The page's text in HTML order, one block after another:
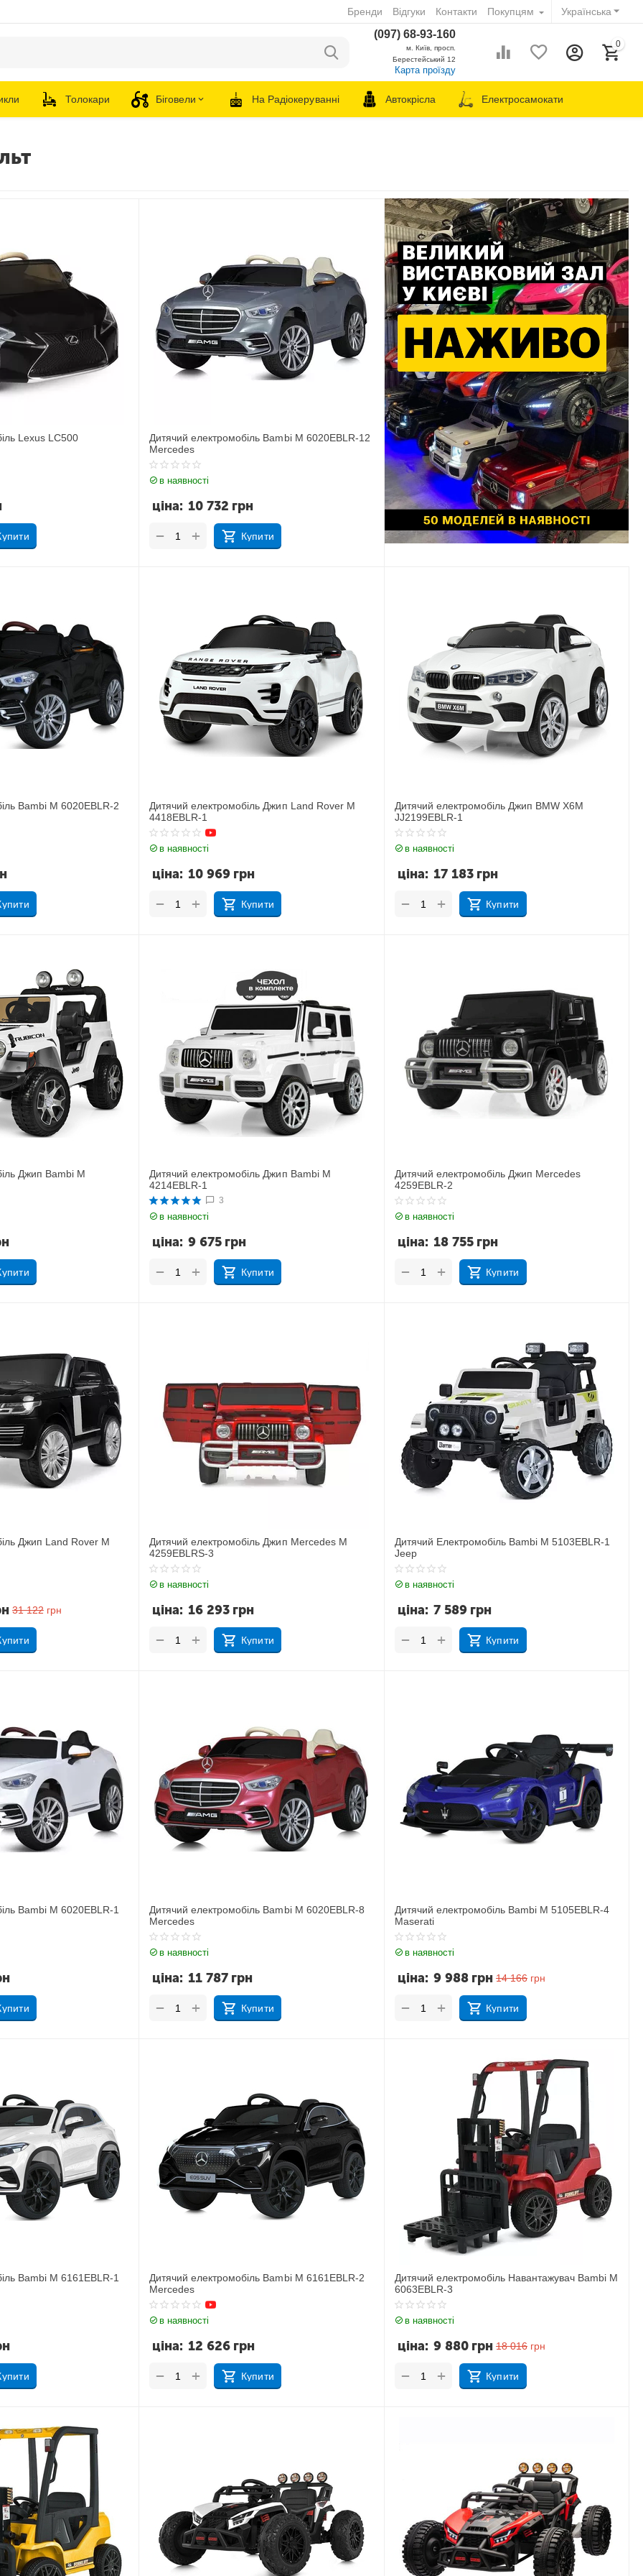
Українська
Бренди Відгуки Контакти Покупцям
(097) 68-93-160
м. Київ, просп.
Берестейський 12
Карта проїзду
0
Толокари Біговели На Радіокеруванні Автокрісла Електросамокати
Lexus LC500
Дитячий електромобіль Bambi M 6020EBLR-12
Mercedes
в наявності
10 732 грн
ціна:
Купити
+
−
Bambi M 6020EBLR-2
Дитячий електромобіль Джип Land Rover M
4418EBLR-1
в наявності
10 969 грн
ціна:
Купити
+
−
Дитячий електромобіль Джип BMW X6M
JJ2199EBLR-1
в наявності
17 183 грн
ціна:
Купити
+
−
Джип Bambi M
Дитячий електромобіль Джип Bambi M
4214EBLR-1
3
в наявності
9 675 грн
ціна:
Купити
+
−
Дитячий електромобіль Джип Mercedes
4259EBLR-2
в наявності
18 755 грн
ціна:
Купити
+
−
Джип Land Rover M
31 122 грн
Дитячий електромобіль Джип Mercedes M
4259EBLRS-3
в наявності
16 293 грн
ціна:
Купити
+
−
Дитячий Електромобіль Bambi M 5103EBLR-1
Jeep
в наявності
7 589 грн
ціна:
Купити
+
−
Bambi M 6020EBLR-1
Дитячий електромобіль Bambi M 6020EBLR-8
Mercedes
в наявності
11 787 грн
ціна:
Купити
+
−
Дитячий електромобіль Bambi M 5105EBLR-4
Maserati
в наявності
14 166 грн
9 988 грн
ціна:
Купити
+
−
Bambi M 6161EBLR-1
Дитячий електромобіль Bambi M 6161EBLR-2
Mercedes
в наявності
12 626 грн
ціна:
Купити
+
−
Дитячий електромобіль Навантажувач Bambi M
6063EBLR-3
в наявності
18 016 грн
9 880 грн
ціна:
Купити
+
−